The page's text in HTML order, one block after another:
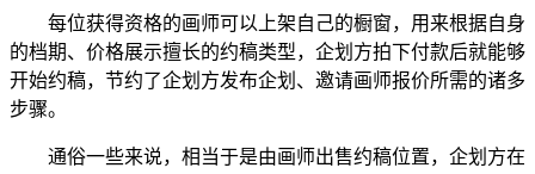
每位获得资格的画师可以上架自己的橱窗，用来根据自身
的档期、价格展示擅长的约稿类型，企划方拍下付款后就能够
开始约稿，节约了企划方发布企划、邀请画师报价所需的诸多
步骤。
通俗一些来说，相当于是由画师出售约稿位置，企划方在